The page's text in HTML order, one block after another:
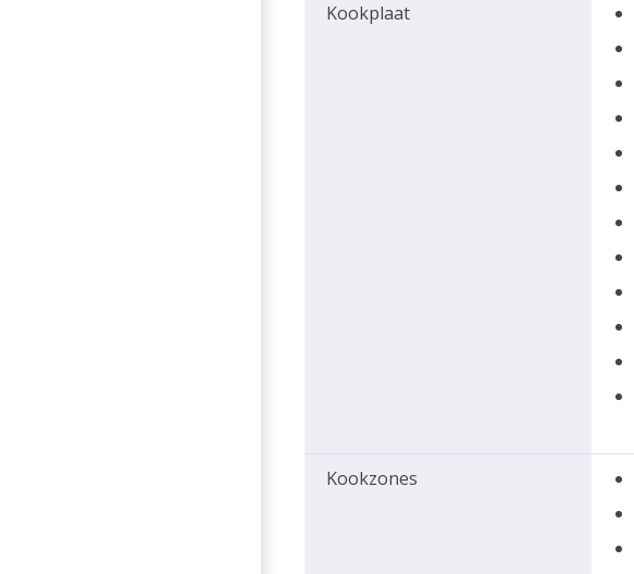
Kookplaat
Kookzones